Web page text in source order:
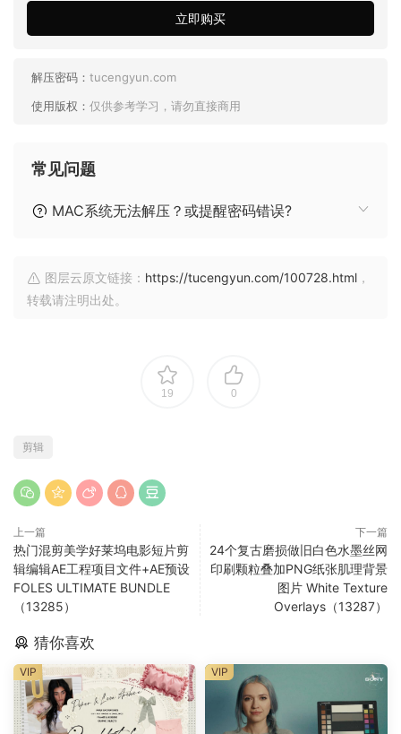
立即购买
解压密码： tucengyun.com
使用版权： 仅供参考学习，请勿直接商用
常见问题
MAC系统无法解压？或提醒密码错误?
图层云原文链接： https://tucengyun.com/100728.html ，
转载请注明出处。
19 0
剪辑
上一篇
热门混剪美学好莱坞电影短片剪
辑编辑AE工程项目文件+AE预设
FOLES ULTIMATE BUNDLE
（13285）
下一篇
24个复古磨损做旧白色水墨丝网
印刷颗粒叠加PNG纸张肌理背景
图片 White Texture
Overlays（13287）
猜你喜欢
VIP VIP